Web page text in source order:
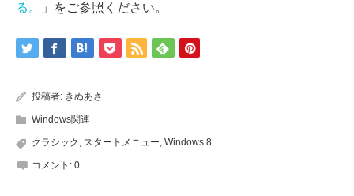
る。
」をご参照ください。
投稿者: きぬあさ
Windows関連
クラシック , スタートメニュー, Windows 8
コメント: 0